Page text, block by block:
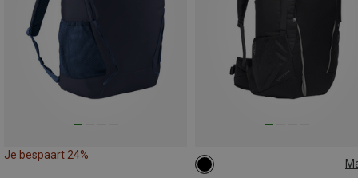
Je bespaart 24%
28L